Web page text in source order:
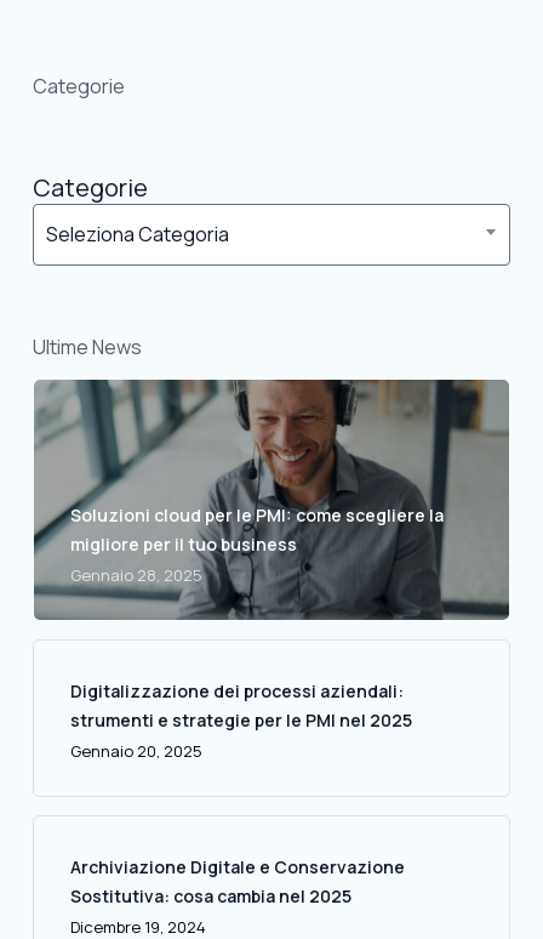
Categorie
Categorie
Seleziona Categoria
Ultime News
Soluzioni cloud per le PMI: come scegliere la
migliore per il tuo business
Gennaio 28, 2025
Digitalizzazione dei processi aziendali:
strumenti e strategie per le PMI nel 2025
Gennaio 20, 2025
Archiviazione Digitale e Conservazione
Sostitutiva: cosa cambia nel 2025
Dicembre 19, 2024